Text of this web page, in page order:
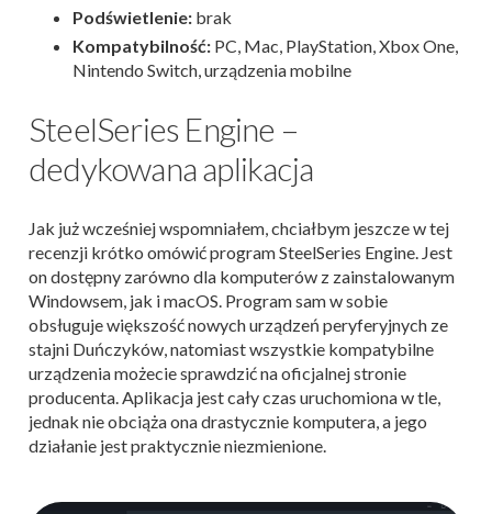
Podświetlenie: brak
Kompatybilność: PC, Mac, PlayStation, Xbox One,
Nintendo Switch, urządzenia mobilne
SteelSeries Engine –
dedykowana aplikacja
Jak już wcześniej wspomniałem, chciałbym jeszcze w tej
recenzji krótko omówić program SteelSeries Engine. Jest
on dostępny zarówno dla komputerów z zainstalowanym
Windowsem, jak i macOS. Program sam w sobie
obsługuje większość nowych urządzeń peryferyjnych ze
stajni Duńczyków, natomiast wszystkie kompatybilne
urządzenia możecie sprawdzić na oficjalnej stronie
producenta. Aplikacja jest cały czas uruchomiona w tle,
jednak nie obciąża ona drastycznie komputera, a jego
działanie jest praktycznie niezmienione.